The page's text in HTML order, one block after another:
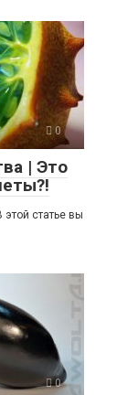
0
| Это
статье вы
0